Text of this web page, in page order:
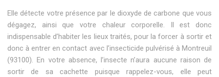
Elle détecte votre présence par le dioxyde de carbone que vous
dégagez, ainsi que votre chaleur corporelle. Il est donc
indispensable d’habiter les lieux traités, pour la forcer à sortir et
donc à entrer en contact avec l’insecticide pulvérisé à Montreuil
(93100). En votre absence, l’insecte n’aura aucune raison de
sortir de sa cachette puisque rappelez-vous, elle peut